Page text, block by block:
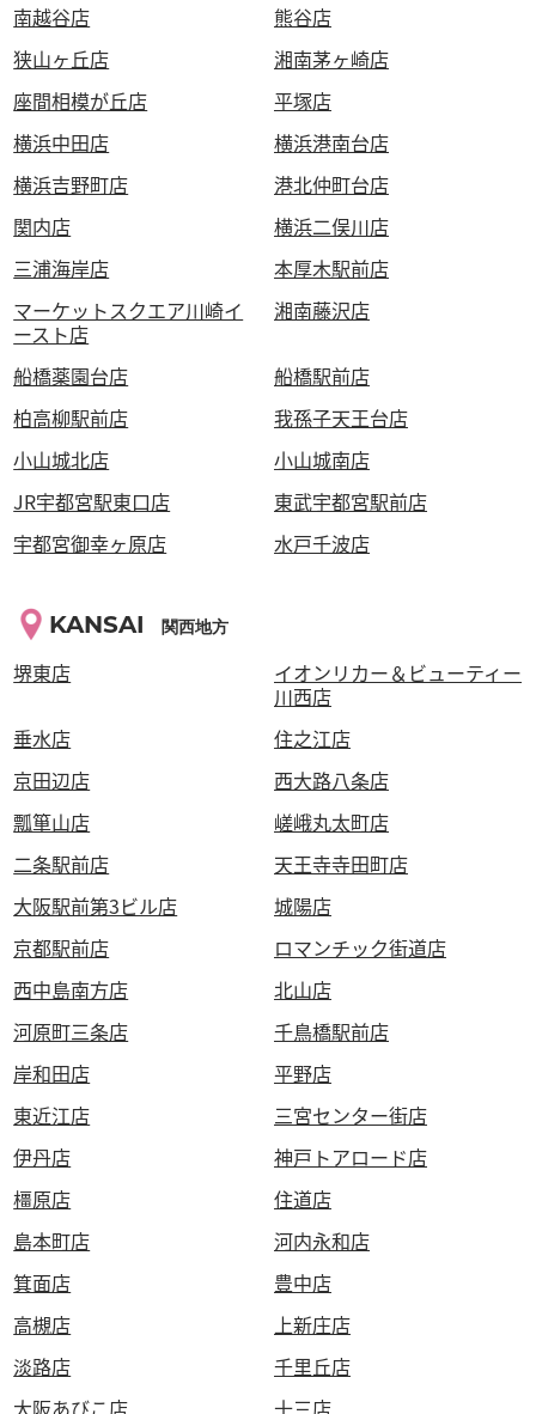
南越谷店
熊谷店
狭山ヶ丘店
湘南茅ヶ崎店
座間相模が丘店
平塚店
横浜中田店
横浜港南台店
横浜吉野町店
港北仲町台店
関内店
横浜二俣川店
三浦海岸店
本厚木駅前店
マーケットスクエア川崎イ
ースト店
湘南藤沢店
船橋薬園台店
船橋駅前店
柏高柳駅前店
我孫子天王台店
小山城北店
小山城南店
JR宇都宮駅東口店
東武宇都宮駅前店
宇都宮御幸ヶ原店
水戸千波店
KANSAI 関西地方
堺東店
イオンリカー＆ビューティー
川西店
垂水店
住之江店
京田辺店
西大路八条店
瓢箪山店
嵯峨丸太町店
二条駅前店
天王寺寺田町店
大阪駅前第3ビル店
城陽店
京都駅前店
ロマンチック街道店
西中島南方店
北山店
河原町三条店
千鳥橋駅前店
岸和田店
平野店
東近江店
三宮センター街店
伊丹店
神戸トアロード店
橿原店
住道店
島本町店
河内永和店
箕面店
豊中店
高槻店
上新庄店
淡路店
千里丘店
大阪あびこ店
十三店